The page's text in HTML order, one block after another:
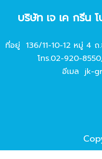
บริษัท เจ เค กรีน
ที่อยู่ 136/11-10-12 หมู่ 4 ถ
โทร.02-920-8550,
อีเมล jk-